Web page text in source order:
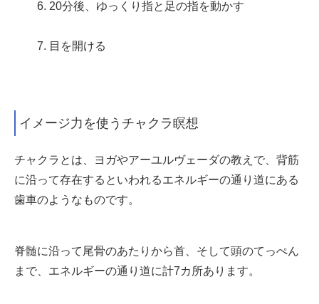
6. 20分後、ゆっくり指と足の指を動かす
7. 目を開ける
イメージ力を使うチャクラ瞑想
チャクラとは、ヨガやアーユルヴェーダの教えで、背筋
に沿って存在するといわれるエネルギーの通り道にある
歯車のようなものです。
脊髄に沿って尾骨のあたりから首、そして頭のてっぺん
まで、エネルギーの通り道に計7カ所あります。